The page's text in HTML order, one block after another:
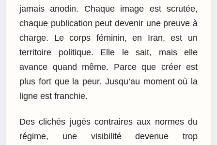
jamais anodin. Chaque image est scrutée,
chaque publication peut devenir une preuve à
charge. Le corps féminin, en Iran, est un
territoire politique. Elle le sait, mais elle
avance quand même. Parce que créer est
plus fort que la peur. Jusqu’au moment où la
ligne est franchie.
Des clichés jugés contraires aux normes du
régime, une visibilité devenue trop